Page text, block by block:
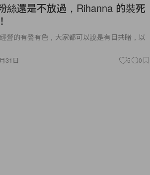
絲還是不放過，Rihanna 的裝死
營的有聲有色，大家都可以說是有目共睹，以
31日 5 0